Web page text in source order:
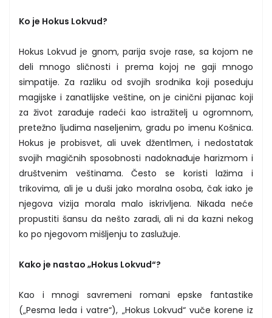
Ko je Hokus Lokvud?
Hokus Lokvud je gnom, parija svoje rase, sa kojom ne
deli mnogo sličnosti i prema kojoj ne gaji mnogo
simpatije. Za razliku od svojih srodnika koji poseduju
magijske i zanatlijske veštine, on je cinični pijanac koji
za život zarađuje radeći kao istražitelj u ogromnom,
pretežno ljudima naseljenim, gradu po imenu Košnica.
Hokus je probisvet, ali uvek džentlmen, i nedostatak
svojih magičnih sposobnosti nadoknađuje harizmom i
društvenim veštinama. Često se koristi lažima i
trikovima, ali je u duši jako moralna osoba, čak iako je
njegova vizija morala malo iskrivljena. Nikada neće
propustiti šansu da nešto zaradi, ali ni da kazni nekog
ko po njegovom mišljenju to zaslužuje.
Kako je nastao „Hokus Lokvud“?
Kao i mnogi savremeni romani epske fantastike
(„Pesma leda i vatre“), „Hokus Lokvud“ vuče korene iz